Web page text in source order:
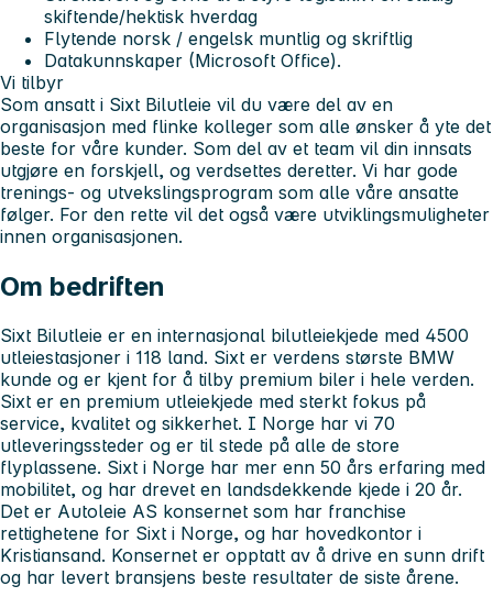
skiftende/hektisk hverdag
Flytende norsk / engelsk muntlig og skriftlig
Datakunnskaper (Microsoft Office).
Vi tilbyr
Som ansatt i Sixt Bilutleie vil du være del av en
organisasjon med flinke kolleger som alle ønsker å yte det
beste for våre kunder. Som del av et team vil din innsats
utgjøre en forskjell, og verdsettes deretter. Vi har gode
trenings- og utvekslingsprogram som alle våre ansatte
følger. For den rette vil det også være utviklingsmuligheter
innen organisasjonen.
Om bedriften
Sixt Bilutleie er en internasjonal bilutleiekjede med 4500
utleiestasjoner i 118 land. Sixt er verdens største BMW
kunde og er kjent for å tilby premium biler i hele verden.
Sixt er en premium utleiekjede med sterkt fokus på
service, kvalitet og sikkerhet. I Norge har vi 70
utleveringssteder og er til stede på alle de store
flyplassene. Sixt i Norge har mer enn 50 års erfaring med
mobilitet, og har drevet en landsdekkende kjede i 20 år.
Det er Autoleie AS konsernet som har franchise
rettighetene for Sixt i Norge, og har hovedkontor i
Kristiansand. Konsernet er opptatt av å drive en sunn drift
og har levert bransjens beste resultater de siste årene.